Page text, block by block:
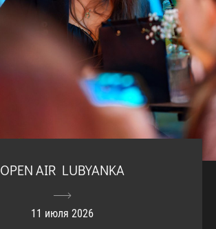
OPEN AIR LUBYANKA
11 июля 2026